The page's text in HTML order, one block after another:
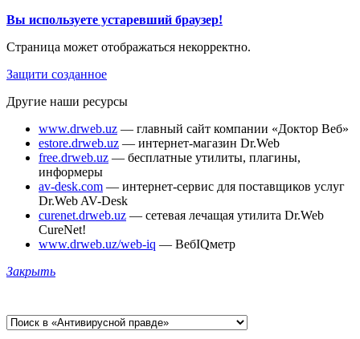
Вы используете устаревший браузер!
Страница может отображаться некорректно.
Защити созданное
Другие наши ресурсы
www.drweb.uz — главный сайт компании «Доктор Веб»
estore.drweb.uz — интернет-магазин Dr.Web
free.drweb.uz — бесплатные утилиты, плагины,
информеры
av-desk.com — интернет-сервис для поставщиков услуг
Dr.Web AV-Desk
curenet.drweb.uz — сетевая лечащая утилита Dr.Web
CureNet!
www.drweb.uz/web-iq — ВебIQметр
Закрыть